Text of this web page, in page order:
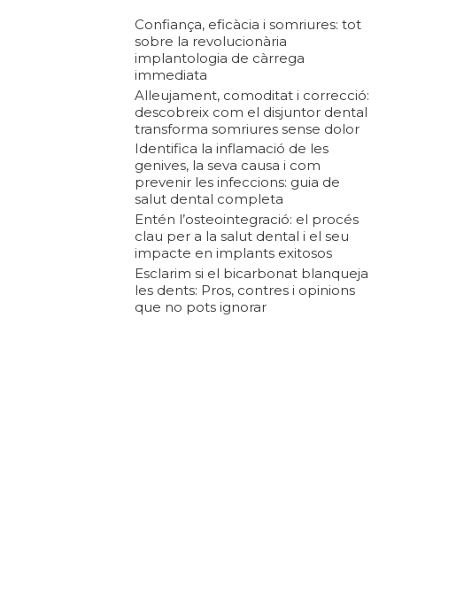
Confiança, eficàcia i somriures: tot
sobre la revolucionària
implantologia de càrrega
immediata
Alleujament, comoditat i correcció:
descobreix com el disjuntor dental
transforma somriures sense dolor
Identifica la inflamació de les
genives, la seva causa i com
prevenir les infeccions: guia de
salut dental completa
Entén l’osteointegració: el procés
clau per a la salut dental i el seu
impacte en implants exitosos
Esclarim si el bicarbonat blanqueja
les dents: Pros, contres i opinions
que no pots ignorar